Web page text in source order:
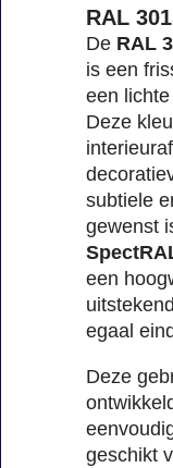
RAL
De RAL
is een
een
Deze
subtiele
gewenst
een
egaal
Deze
geschikt